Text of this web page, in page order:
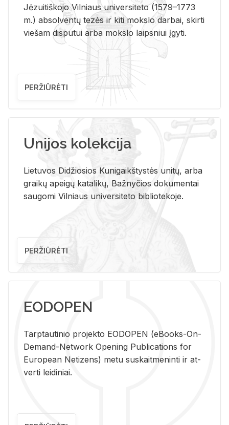
Jėzuitiškojo Vilniaus universiteto (1579–1773
m.) absolventų tezės ir kiti mokslo darbai, skirti
viešam disputui arba mokslo laipsniui įgyti.
PERŽIŪRĖTI
Unijos kolekcija
Lietuvos Didžiosios Kunigaikštystės unitų, arba
graikų apeigų katalikų, Bažnyčios dokumentai
saugomi Vilniaus universiteto bibliotekoje.
PERŽIŪRĖTI
EODOPEN
Tarp­tau­ti­nio pro­jek­to EO­DO­PEN (eBo­oks-On-
De­mand-Ne­twork Ope­ning Pub­li­ca­tions for
Eu­ro­pe­an Ne­ti­zens) metu su­skait­me­nin­ti ir at­
ver­ti lei­di­niai.